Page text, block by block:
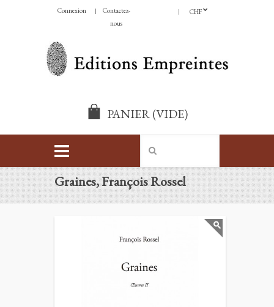
Connexion CHF
Contactez-
nous
PANIER(VIDE)
Graines, François Rossel